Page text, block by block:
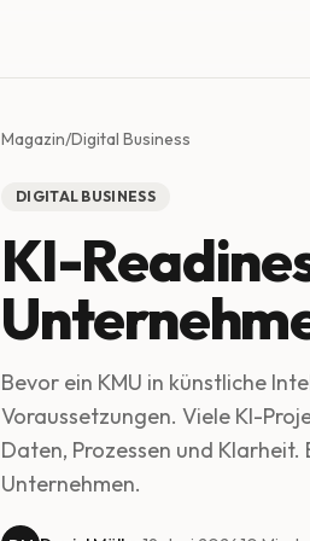
Magazin/Digital Business
DIGITAL BUSINESS
KI-
Bevor ein KMU in künstliche
Voraussetzungen. Viele KI-
Daten, Prozessen und
Unternehmen.